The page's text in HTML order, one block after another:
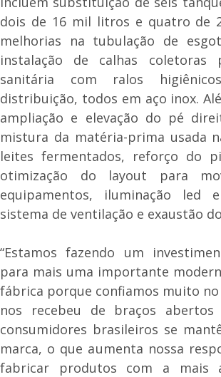
dois de 16 mil litros e quatro de
melhorias na tubulação de
instalação de calhas coletoras
sanitária com ralos
distribuição, todos em aço inox.
ampliação e elevação do pé
mistura da matéria-prima usada
leites fermentados, reforço do
otimização do layout para
equipamentos, iluminação led
sistema de ventilação e exaustão
“Estamos fazendo um
para mais uma importante
fábrica porque confiamos muito no
nos recebeu de braços
consumidores brasileiros se
marca, o que aumenta nossa
fabricar produtos com a mais